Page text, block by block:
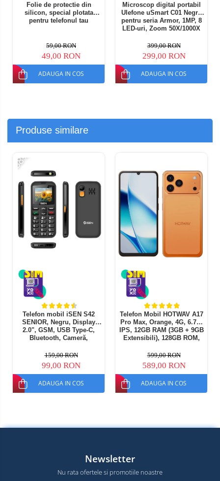
Folie de protectie din
silicon, special plotata
pentru telefonul tau
59,00 RON
49,00 RON
ADAUGA IN COS
Microscop digital portabil
Ulefone uSmart C01 Negru
pentru seria Armor, 1MP, 8
LED-uri, Zoom 50X/1000X
399,00 RON
299,00 RON
ADAUGA IN COS
Produse similare
-38%
Telefon mobil iSEN S42
SENIOR, Negru, Display
2.0", GSM, USB Type-C,
Bluetooth, Cameră,
cablu, Baterie 1800mAh,
Buton SOS, Negru, Dual
SIM
159,00 RON
99,00 RON
ADAUGA IN COS
Telefon Mobil HOTWAV A17
Pro Max, Orange, 4G, 6.75"
IPS, 12GB RAM (3GB + 9GB
Extensibili), 128GB ROM,
Procesor ASR8662 Octa-
Core, Wi-Fi 6, Bluetooth 5.4,
Dual SIM
599,00 RON
589,00 RON
ADAUGA IN COS
Newsletter
Nu rata ofertele si promotiile noastre